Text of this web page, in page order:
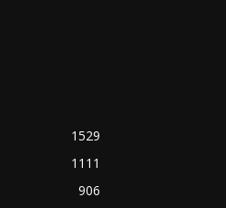
1529
1111
906